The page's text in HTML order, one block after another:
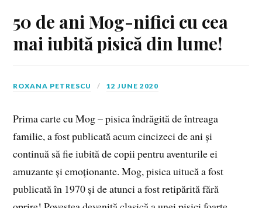
50 de ani Mog-nifici cu cea
mai iubită pisică din lume!
ROXANA PETRESCU 12 JUNE 2020
Prima carte cu Mog – pisica îndrăgită de întreaga
familie, a fost publicată acum cincizeci de ani și
continuă să fie iubită de copii pentru aventurile ei
amuzante și emoționante. Mog, pisica uitucă a fost
publicată în 1970 și de atunci a fost retipărită fără